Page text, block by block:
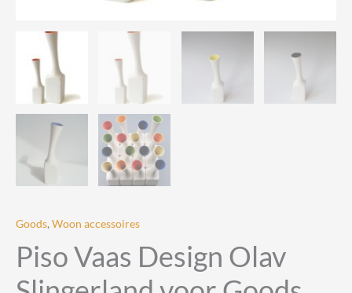
Goods, Woon accessoires
Piso Vaas Design Olav